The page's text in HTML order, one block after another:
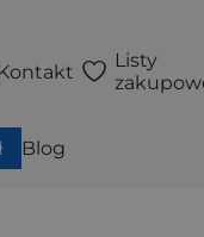
Kontakt
Listy
Blog